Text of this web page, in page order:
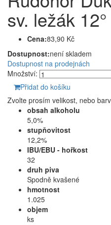
sv. ležák 12°
Cena:83,90 Kč
Dostupnost:není skladem
Dostupnost na prodejnách
Množství:
Přidat do košíku
Zvolte prosím velikost, nebo
obsah alkoholu
5,0%
stupňovitost
12,2%
IBU/EBU - hořkost
32
druh piva
Spodně kvašené
hmotnost
1.025
objem
ks